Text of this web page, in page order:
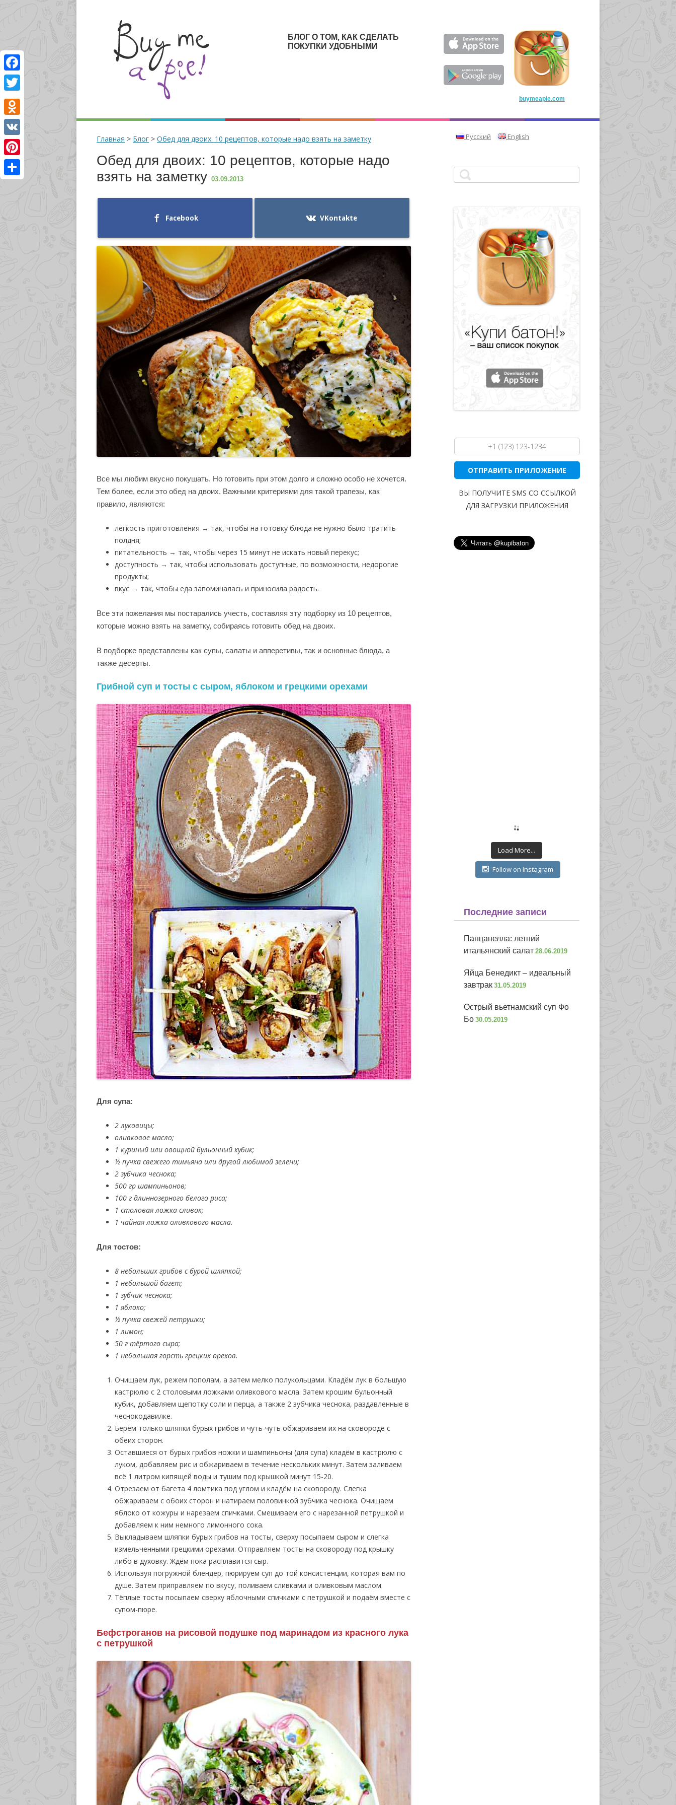
БЛОГ О ТОМ, КАК СДЕЛАТЬ
ПОКУПКИ УДОБНЫМИ
buymeapie.com
Главная > Блог > Обед для двоих: 10 рецептов, которые надо взять на заметку
Обед для двоих: 10 рецептов, которые надо
взять на заметку 03.09.2013
Facebook VKontakte
Все мы любим вкусно покушать. Но готовить при этом долго и сложно особо не хочется.
Тем более, если это обед на двоих. Важными критериями для такой трапезы, как
правило, являются:
легкость приготовления → так, чтобы на готовку блюда не нужно было тратить
полдня;
питательность → так, чтобы через 15 минут не искать новый перекус;
доступность → так, чтобы использовать доступные, по возможности, недорогие
продукты;
вкус → так, чтобы еда запоминалась и приносила радость.
Все эти пожелания мы постарались учесть, составляя эту подборку из 10 рецептов,
которые можно взять на заметку, собираясь готовить обед на двоих.
В подборке представлены как супы, салаты и апперетивы, так и основные блюда, а
также десерты.
Грибной суп и тосты с сыром, яблоком и грецкими орехами
Для супа:
2 луковицы;
оливковое масло;
1 куриный или овощной бульонный кубик;
½ пучка свежего тимьяна или другой любимой зелени;
2 зубчика чеснока;
500 гр шампиньонов;
100 г длиннозерного белого риса;
1 столовая ложка сливок;
1 чайная ложка оливкового масла.
Для тостов:
8 небольших грибов с бурой шляпкой;
1 небольшой багет;
1 зубчик чеснока;
1 яблоко;
½ пучка свежей петрушки;
1 лимон;
50 г тёртого сыра;
1 небольшая горсть грецких орехов.
Очищаем лук, режем пополам, а затем мелко полукольцами. Кладём лук в большую
кастрюлю с 2 столовыми ложками оливкового масла. Затем крошим бульонный
кубик, добавляем щепотку соли и перца, а также 2 зубчика чеснока, раздавленные в
чеснокодавилке.
Берём только шляпки бурых грибов и чуть-чуть обжариваем их на сковороде с
обеих сторон.
Оставшиеся от бурых грибов ножки и шампиньоны (для супа) кладём в кастрюлю с
луком, добавляем рис и обжариваем в течение нескольких минут. Затем заливаем
всё 1 литром кипящей воды и тушим под крышкой минут 15-20.
Отрезаем от багета 4 ломтика под углом и кладём на сковороду. Слегка
обжариваем с обоих сторон и натираем половинкой зубчика чеснока. Очищаем
яблоко от кожуры и нарезаем спичками. Смешиваем его с нарезанной петрушкой и
добавляем к ним немного лимонного сока.
Выкладываем шляпки бурых грибов на тосты, сверху посыпаем сыром и слегка
измельченными грецкими орехами. Отправляем тосты на сковороду под крышку
либо в духовку. Ждём пока расплавится сыр.
Используя погружной блендер, пюрируем суп до той консистенции, которая вам по
душе. Затем приправляем по вкусу, поливаем сливками и оливковым маслом.
Тёплые тосты посыпаем сверху яблочными спичками с петрушкой и подаём вместе с
супом-пюре.
Бефстроганов на рисовой подушке под маринадом из красного лука
с петрушкой
Русский English
ОТПРАВИТЬ ПРИЛОЖЕНИЕ
ВЫ ПОЛУЧИТЕ SMS СО ССЫЛКОЙ
ДЛЯ ЗАГРУЗКИ ПРИЛОЖЕНИЯ
Load More...
Follow on Instagram
Последние записи
Панцанелла: летний
итальянский салат 28.06.2019
Яйца Бенедикт – идеальный
завтрак 31.05.2019
Острый вьетнамский суп Фо
Бо 30.05.2019
Facebook
Twitter
Odnoklassniki
VK
Pinterest